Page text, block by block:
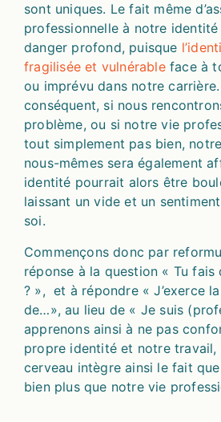
sont uniques. Le fait même
professionnelle à notre
danger profond, puisque
fragilisée et vulnérableface à
ou imprévu dans notre
conséquent, si nous
problème, ou si notre vie
tout simplement pas bien,
nous-mêmes sera également
identité pourrait alors être
laissant un vide et un
soi.
Commençons donc par
réponse à la question « Tu fais
? », et à répondre « J’exerce
de…», au lieu de « Je suis
apprenons ainsi à ne pas
propre identité et notre travail,
cerveau intègre ainsi le fait
bien plus que notre vie